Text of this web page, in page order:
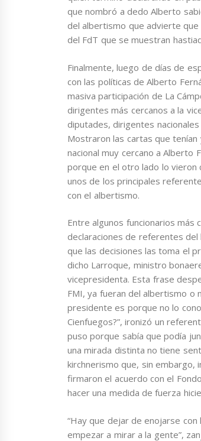
que nombró a dedo Alberto
del albertismo que advierte que
del FdT que se muestran
Finalmente, luego de días de
con las políticas de Alberto
masiva participación de La
dirigentes más cercanos a la
diputades, dirigentes
Mostraron las cartas que
nacional muy cercano a Alberto
porque en el otro lado lo vieron
unos de los principales
con el albertismo.
Entre algunos funcionarios
declaraciones de referentes del
que las decisiones las toma el
dicho Larroque, ministro
vicepresidenta. Esta frase
FMI, ya fueran del albertismo o
presidente es porque no lo
Cienfuegos?”, ironizó un
puso porque sabía que podía
una mirada distinta no tiene
kirchnerismo que, sin embargo,
firmaron el acuerdo con el
hacer una medida de fuerza
“Hay que dejar de enojarse
empezar a mirar a la gente”,